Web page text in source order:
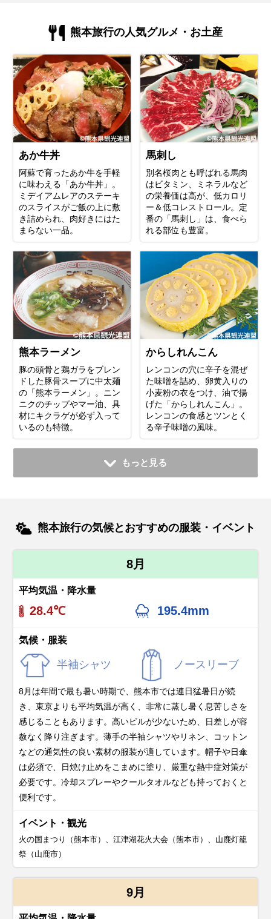
熊本旅行の人気グルメ・お土産
あか牛丼
阿蘇で育ったあか牛を手軽
に味わえる「あか牛丼」。
ミデイアムレアのステーキ
のスライスがご飯の上に敷
き詰められ、肉好きにはた
まらない一品。
馬刺し
別名桜肉とも呼ばれる馬肉
はビタミン、ミネラルなど
の栄養価は高が、低カロリ
ー＆低コレストロール。定
番の「馬刺し」は、食べら
れる部位も豊富。
熊本ラーメン
豚の頭骨と鶏ガラをブレン
ドした豚骨スープに中太麺
の「熊本ラーメン」。ニン
ニクのチップやマー油、具
材にキクラゲが必ず入って
いるのも特徴。
からしれんこん
レンコンの穴に辛子を混ぜ
た味噌を詰め、卵黄入りの
小麦粉の衣をつけ、油で揚
げた「からしれんこん」。
レンコンの食感とツンとく
る辛子味噌の風味。
もっと見る
熊本旅行の気候とおすすめの服装・イベント
8月
平均気温・降水量
28.4℃ 195.4mm
気候・服装
半袖シャツ ノースリーブ
8月は年間で最も暑い時期で、熊本市では連日猛暑日が続
き、東京よりも平均気温が高く、非常に蒸し暑く息苦しさを
感じることもあります。高いビルが少ないため、日差しが容
赦なく降り注ぎます。薄手の半袖シャツやリネン、コットン
などの通気性の良い素材の服装が適しています。帽子や日傘
は必須で、日焼け止めをこまめに塗り、厳重な熱中症対策が
必要です。冷却スプレーやクールタオルなども持っておくと
便利です。
イベント・観光
火の国まつり（熊本市）、江津湖花火大会（熊本市）、山鹿灯籠
祭（山鹿市）
9月